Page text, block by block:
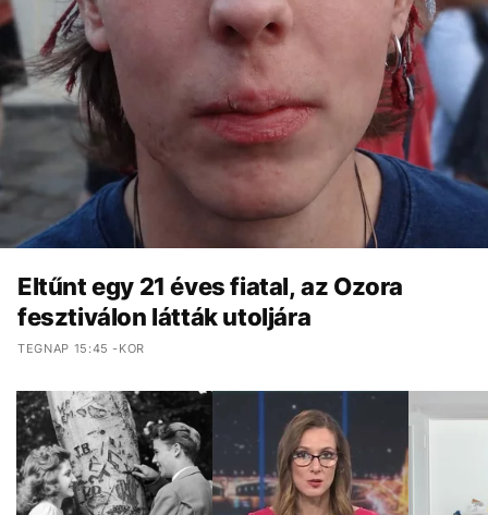
Eltűnt egy 21 éves fiatal, az Ozora
fesztiválon látták utoljára
TEGNAP 15:45 -KOR